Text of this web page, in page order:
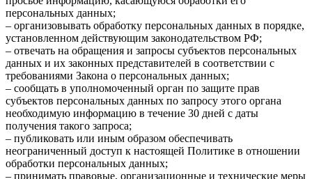
персональных данных;
– организовывать обработку персональных данных в порядке,
установленном действующим законодательством РФ;
– отвечать на обращения и запросы субъектов персональных
данных и их законных представителей в соответствии с
требованиями Закона о персональных данных;
– сообщать в уполномоченный орган по защите прав
субъектов персональных данных по запросу этого органа
необходимую информацию в течение 30 дней с даты
получения такого запроса;
– публиковать или иным образом обеспечивать
неограниченный доступ к настоящей Политике в отношении
обработки персональных данных;
– принимать правовые, организационные и технические меры